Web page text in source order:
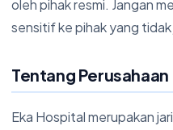
oleh pihak resmi. Jangan
sensitif ke pihak yang tidak
Tentang Perusahaan
Eka Hospital merupakan